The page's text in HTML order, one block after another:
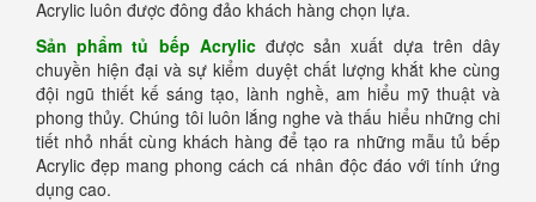
Acrylic luôn được đông đảo khách hàng chọn lựa.
Sản phẩm tủ bếp Acrylicđược sản xuất dựa trên dây
chuyền hiện đại và sự kiểm duyệt chất lượng khắt khe cùng
đội ngũ thiết kế sáng tạo, lành nghề, am hiểu mỹ thuật và
phong thủy. Chúng tôi luôn lắng nghe và thấu hiểu những chi
tiết nhỏ nhất cùng khách hàng để tạo ra những mẫu tủ bếp
Acrylic đẹp mang phong cách cá nhân độc đáo với tính ứng
dụng cao.